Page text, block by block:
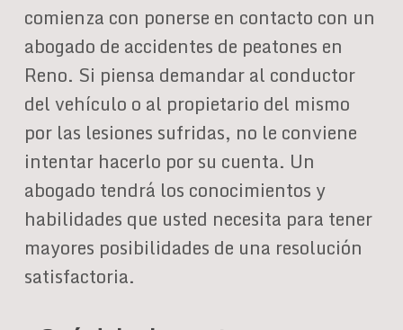
comienza con ponerse en contacto con un
abogado de accidentes de peatones en
Reno. Si piensa demandar al conductor
del vehículo o al propietario del mismo
por las lesiones sufridas, no le conviene
intentar hacerlo por su cuenta. Un
abogado tendrá los conocimientos y
habilidades que usted necesita para tener
mayores posibilidades de una resolución
satisfactoria.